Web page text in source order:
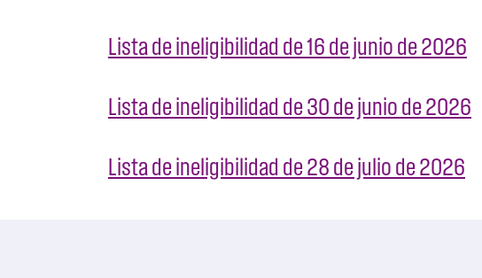
Lista de ineligibilidad de 16 de junio de 2026
Lista de ineligibilidad de 30 de junio de 2026
Lista de ineligibilidad de 28 de julio de 2026